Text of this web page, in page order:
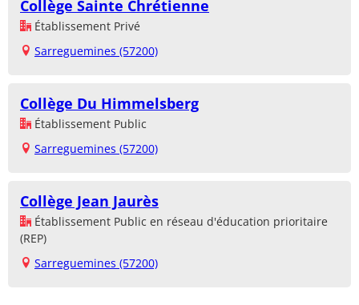
Collège Sainte Chrétienne
Établissement Privé
Sarreguemines (57200)
Collège Du Himmelsberg
Établissement Public
Sarreguemines (57200)
Collège Jean Jaurès
Établissement Public en réseau d'éducation prioritaire
(REP)
Sarreguemines (57200)